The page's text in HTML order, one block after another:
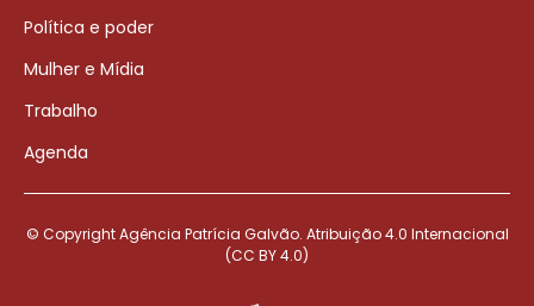
Política e poder
Mulher e Mídia
Trabalho
Agenda
© Copyright Agência Patrícia Galvão. Atribuição 4.0 Internacional
(CC BY 4.0)